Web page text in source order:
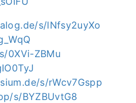
s/lNfsy2uyXo
0XVi-ZBMu
s/rWcv7Gspp
s/BYZBUvtG8